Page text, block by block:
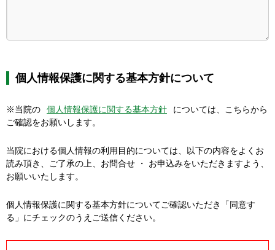
個人情報保護に関する基本方針について
※当院の 個人情報保護に関する基本方針
については、こちらから
ご確認をお願いします。
当院における個人情報の利用目的については、以下の内容をよくお
読み頂き、ご了承の上、お問合せ ・ お申込みをいただきますよう、
お願いいたします。
個人情報保護に関する基本方針についてご確認いただき「同意す
る」にチェックのうえご送信ください。